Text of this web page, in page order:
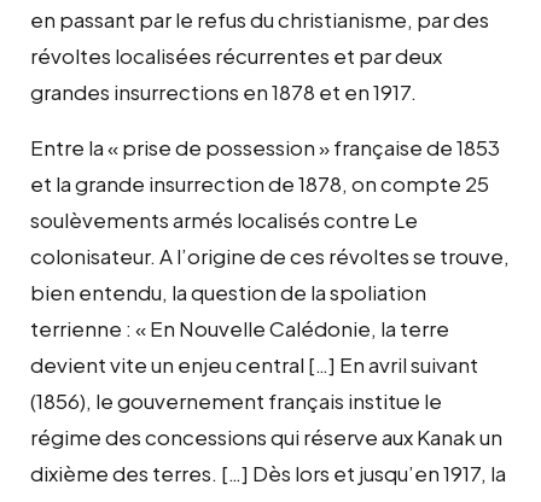
en passant par le refus du christianisme, par des
révoltes localisées récurrentes et par deux
grandes insurrections en 1878 et en 1917.
Entre la « prise de possession » française de 1853
et la grande insurrection de 1878, on compte 25
soulèvements armés localisés contre Le
colonisateur. A l’origine de ces révoltes se trouve,
bien entendu, la question de la spoliation
terrienne : « En Nouvelle Calédonie, la terre
devient vite un enjeu central […] En avril suivant
(1856), le gouvernement français institue le
régime des concessions qui réserve aux Kanak un
dixième des terres. […] Dès lors et jusqu’en 1917, la